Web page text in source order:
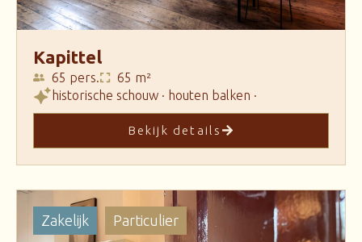
Kapittel
65 pers.
65 m²
historische schouw · houten balken ·
Bekijk details
Zakelijk Particulier